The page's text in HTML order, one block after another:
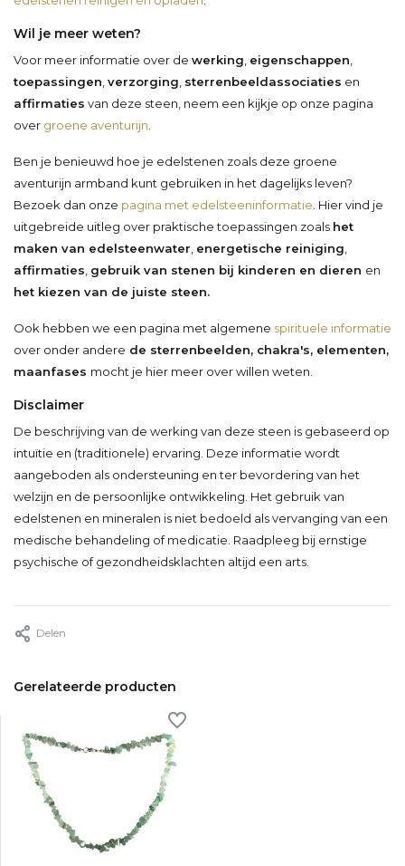
Wil je meer weten?
Voor meer informatie over de werking eigenschappen
toepassingen verzorging sterrenbeeldassociaties en
affirmaties van deze steen, neem een kijkje op onze pagina
over groene aventurijn
Ben je benieuwd hoe je edelstenen zoals deze groene
aventurijn armband kunt gebruiken in het dagelijks leven?
Bezoek dan onze pagina met edelsteeninformatie . Hier vind je
uitgebreide uitleg over praktische toepassingen zoals het
maken van edelsteenwater energetische reiniging
affirmaties gebruik van stenen bij kinderen en dieren en
het kiezen van de juiste steen.
Ook hebben we een pagina met algemene spirituele informatie
over onder andere de sterrenbeelden, chakra's, elementen,
maanfases mocht je hier meer over willen weten.
Disclaimer
De beschrijving van de werking van deze steen is gebaseerd op
intuïtie en (traditionele) ervaring. Deze informatie wordt
aangeboden als ondersteuning en ter bevordering van het
welzijn en de persoonlijke ontwikkeling. Het gebruik van
edelstenen en mineralen is niet bedoeld als vervanging van een
medische behandeling of medicatie. Raadpleeg bij ernstige
psychische of gezondheidsklachten altijd een arts.
Delen
Gerelateerde producten